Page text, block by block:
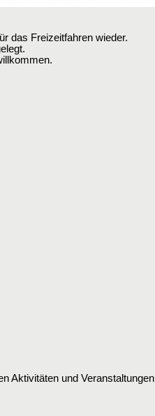
das Freizeitfahren wieder.
Aktivitäten und Veranstaltungen